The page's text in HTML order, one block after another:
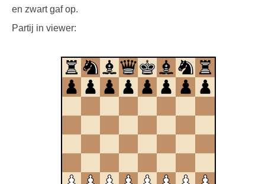
en zwart gaf op.
Partij in viewer: